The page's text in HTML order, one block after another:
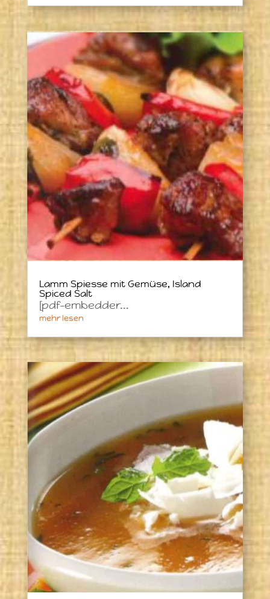
Lamm Spiesse mit Gemüse, Island
Spiced Salt
[pdf-embedder...
mehr lesen